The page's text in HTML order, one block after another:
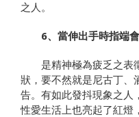
之人。
6、當伸出手時指端
是精神極為疲乏之表
狀，要不然就是尼古丁、
告。有如此發抖現象之人
性愛生活上也亮起了紅燈